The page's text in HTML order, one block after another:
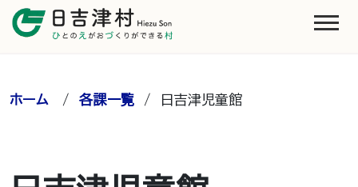
ホーム /各課一覧 / 日吉津児童館